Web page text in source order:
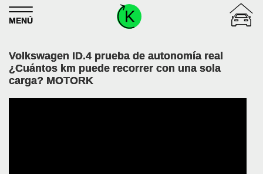
Skip to content
MENÚ
Volkswagen ID.4 prueba de autonomía real
¿Cuántos km puede recorrer con una sola
carga? MOTORK